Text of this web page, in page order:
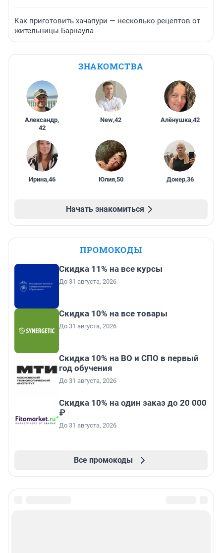
Как приготовить хачапури — несколько рецептов от
жительницы Барнаула
ЗНАКОМСТВА
Александр,
42
New,42 Алёнушка,42
Ирина,46 Юлия,50 Докер,36
Начать знакомиться
ПРОМОКОДЫ
Скидка 11% на все курсы
До 31 августа, 2026
Скидка 10% на все товары
До 31 августа, 2026
Скидка 10% на ВО и СПО в первый
год обучения
До 31 августа, 2026
Скидка 10% на один заказ до 20 000
₽
До 31 августа, 2026
Все промокоды